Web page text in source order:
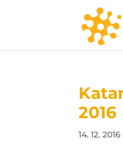
2016
14. 12. 2016